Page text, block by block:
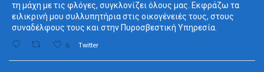
τη μάχη με τις φλόγες, συγκλονίζει όλους μας. Εκφράζω τα
ειλικρινή μου συλλυπητήρια στις οικογένειές τους, στους
συναδέλφους τους και στην Πυροσβεστική Υπηρεσία.
6 Twitter